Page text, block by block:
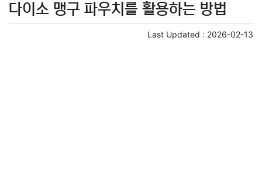
다이소 맹구 파우치를 활용하는 방법
Last Updated : 2026-02-13